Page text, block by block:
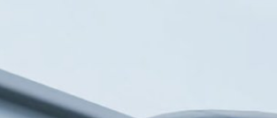
ดเหนือ BYD
ลยีไฮบริดเหมือนจะเป็นหัวข้อสนทนาใหม่ในเวลานี้